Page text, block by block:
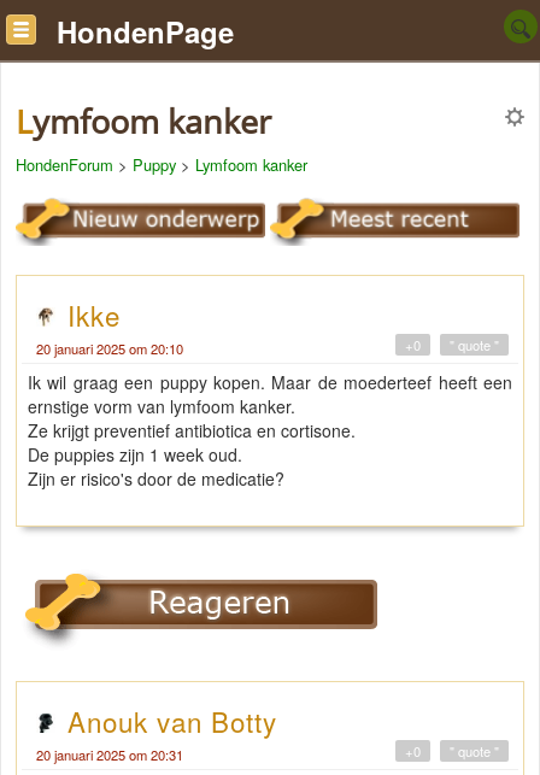
HondenPage
Lymfoom kanker
HondenForum > Puppy > Lymfoom kanker
Ikke
20 januari 2025 om 20:10 " quote "
+0
Ik wil graag een puppy kopen. Maar de moederteef heeft een
ernstige vorm van lymfoom kanker.
Ze krijgt preventief antibiotica en cortisone.
De puppies zijn 1 week oud.
Zijn er risico's door de medicatie?
Anouk van Botty
20 januari 2025 om 20:31 " quote "
+0